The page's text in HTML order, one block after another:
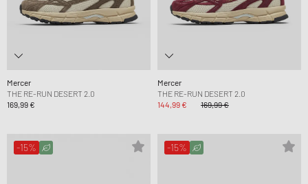
Mercer
THE RE-RUN DESERT 2.0
169,99 €
Mercer
THE RE-RUN DESERT 2.0
144,99 €
169,99 €
-15% -15%